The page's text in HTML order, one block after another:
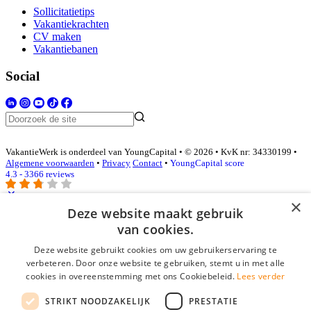
Sollicitatietips
Vakantiekrachten
CV maken
Vakantiebanen
Social
VakantieWerk is onderdeel van YoungCapital • © 2026 • KvK nr: 34330199 •
Algemene voorwaarden • Privacy Contact • YoungCapital score
4.3 - 3366 reviews
E-mail*
Wachtwoord
login gegevens onthouden
×
Deze website maakt gebruik
van cookies.
Deze website gebruikt cookies om uw gebruikerservaring te
verbeteren. Door onze website te gebruiken, stemt u in met alle
cookies in overeenstemming met ons Cookiebeleid. Lees verder
STRIKT NOODZAKELIJK PRESTATIE